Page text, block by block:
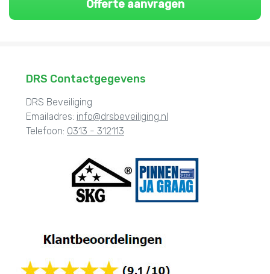
DRS Contactgegevens
DRS Beveiliging
Emailadres: info@drsbeveiliging.nl
Telefoon: 0313 - 312113